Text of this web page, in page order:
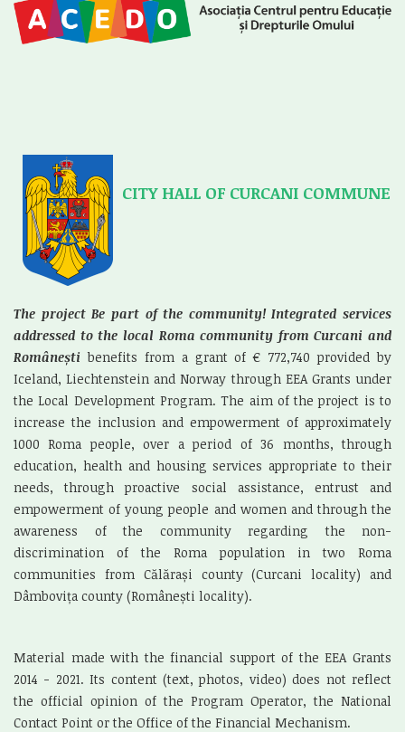
CITY HALL OF CURCANI COMMUNE
The projectBe part of the community! Integrated services
addressed to the local Roma community from Curcani and
Românești benefits from a grant of € 772,740 provided by
Iceland, Liechtenstein and Norway through EEA Grants under
the Local Development Program. The aim of the project is to
increase the inclusion and empowerment of approximately
1000 Roma people, over a period of 36 months, through
education, health and housing services appropriate to their
needs, through proactive social assistance, entrust and
empowerment of young people and women and through the
awareness of the community regarding the non-
discrimination of the Roma population in two Roma
communities from Călărași county (Curcani locality) and
Dâmbovița county (Românești locality).
Material made with the financial support of the EEA Grants
2014 - 2021. Its content (text, photos, video) does not reflect
the official opinion of the Program Operator, the National
Contact Point or the Office of the Financial Mechanism.